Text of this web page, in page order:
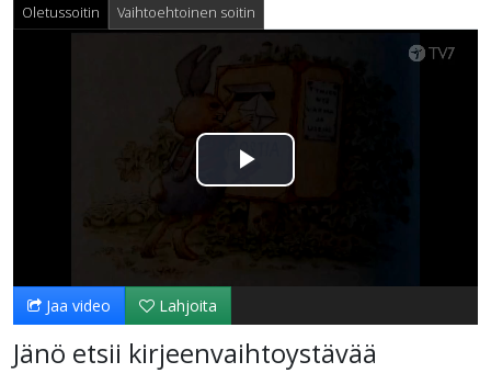
Oletussoitin Vaihtoehtoinen soitin
Toista
Jaa video Lahjoita
Jänö etsii kirjeenvaihtoystävää